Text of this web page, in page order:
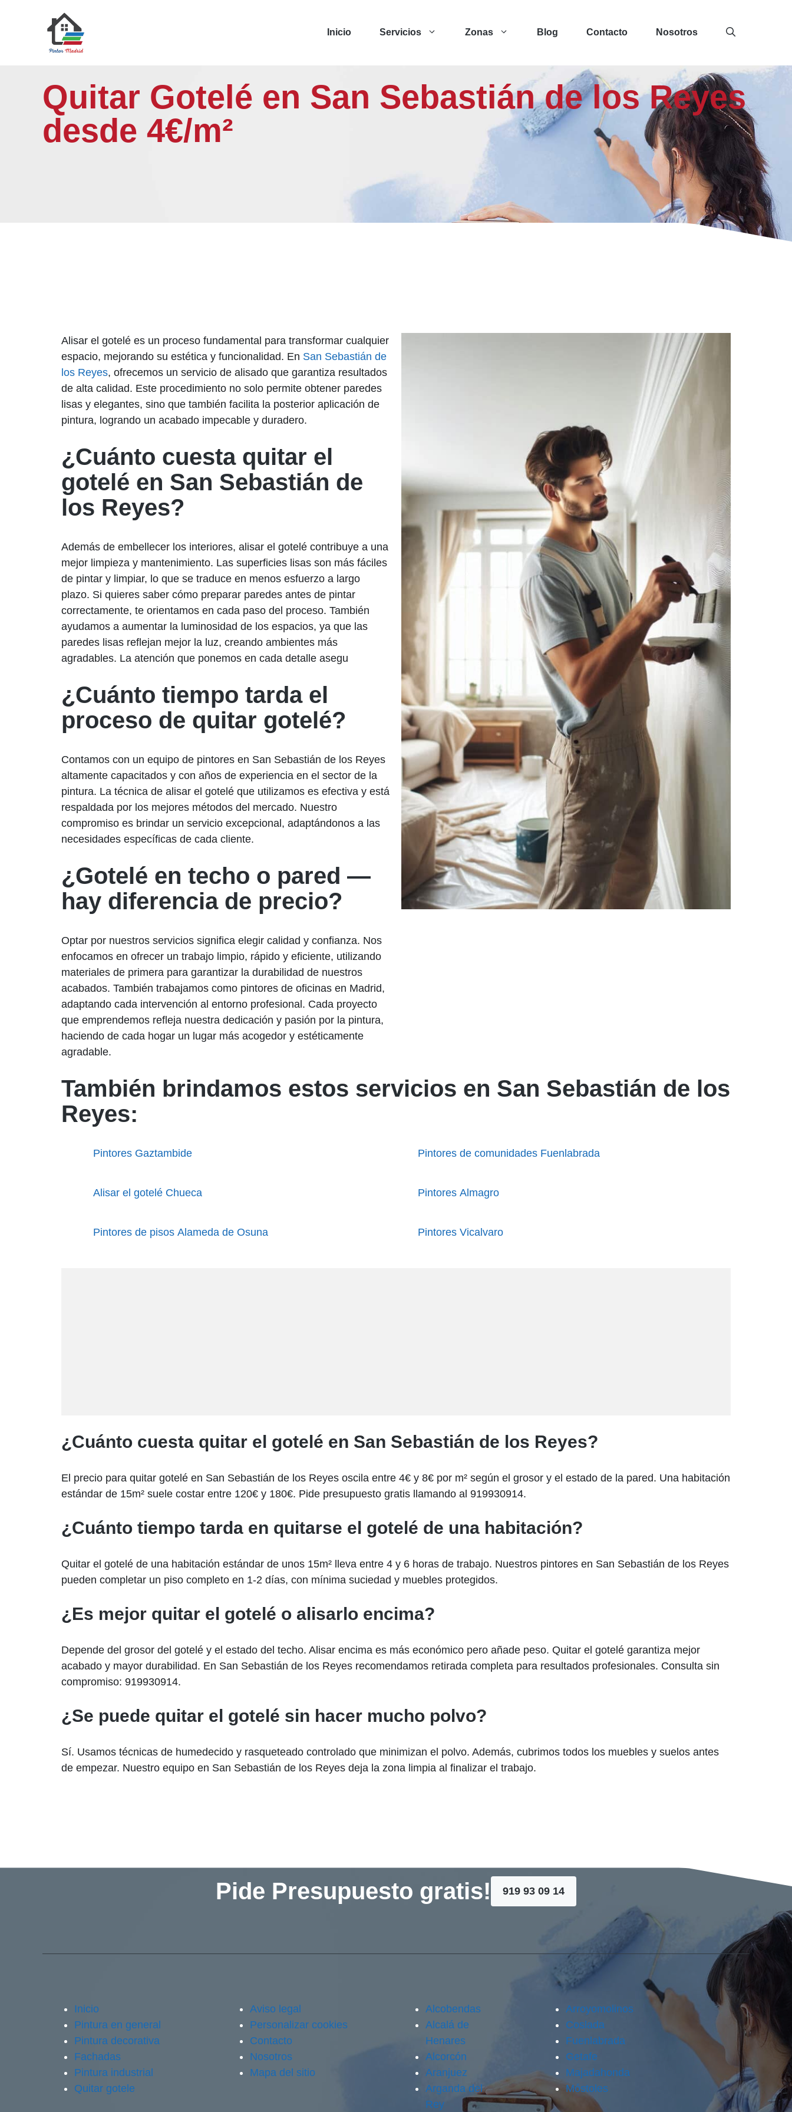
Inicio Servicios Zonas Blog Contacto Nosotros
Quitar Gotelé en San Sebastián de los Reyes
desde 4€/m²
Alisar el gotelé es un proceso fundamental para transformar cualquier
espacio, mejorando su estética y funcionalidad. En San Sebastián de
los Reyes, ofrecemos un servicio de alisado que garantiza resultados
de alta calidad. Este procedimiento no solo permite obtener paredes
lisas y elegantes, sino que también facilita la posterior aplicación de
pintura, logrando un acabado impecable y duradero.
¿Cuánto cuesta quitar el
gotelé en San Sebastián de
los Reyes?
Además de embellecer los interiores, alisar el gotelé contribuye a una
mejor limpieza y mantenimiento. Las superficies lisas son más fáciles
de pintar y limpiar, lo que se traduce en menos esfuerzo a largo
plazo. Si quieres saber cómo preparar paredes antes de pintar
correctamente, te orientamos en cada paso del proceso. También
ayudamos a aumentar la luminosidad de los espacios, ya que las
paredes lisas reflejan mejor la luz, creando ambientes más
agradables. La atención que ponemos en cada detalle asegu
¿Cuánto tiempo tarda el
proceso de quitar gotelé?
Contamos con un equipo de pintores en San Sebastián de los Reyes
altamente capacitados y con años de experiencia en el sector de la
pintura. La técnica de alisar el gotelé que utilizamos es efectiva y está
respaldada por los mejores métodos del mercado. Nuestro
compromiso es brindar un servicio excepcional, adaptándonos a las
necesidades específicas de cada cliente.
¿Gotelé en techo o pared —
hay diferencia de precio?
Optar por nuestros servicios significa elegir calidad y confianza. Nos
enfocamos en ofrecer un trabajo limpio, rápido y eficiente, utilizando
materiales de primera para garantizar la durabilidad de nuestros
acabados. También trabajamos como pintores de oficinas en Madrid,
adaptando cada intervención al entorno profesional. Cada proyecto
que emprendemos refleja nuestra dedicación y pasión por la pintura,
haciendo de cada hogar un lugar más acogedor y estéticamente
agradable.
También brindamos estos servicios en San Sebastián de los
Reyes:
Pintores Gaztambide Pintores de comunidades Fuenlabrada
Alisar el gotelé Chueca Pintores Almagro
Pintores de pisos Alameda de Osuna Pintores Vicalvaro
¿Cuánto cuesta quitar el gotelé en San Sebastián de los Reyes?
El precio para quitar gotelé en San Sebastián de los Reyes oscila entre 4€ y 8€ por m² según el grosor y el estado de la pared. Una habitación
estándar de 15m² suele costar entre 120€ y 180€. Pide presupuesto gratis llamando al 919930914.
¿Cuánto tiempo tarda en quitarse el gotelé de una habitación?
Quitar el gotelé de una habitación estándar de unos 15m² lleva entre 4 y 6 horas de trabajo. Nuestros pintores en San Sebastián de los Reyes
pueden completar un piso completo en 1-2 días, con mínima suciedad y muebles protegidos.
¿Es mejor quitar el gotelé o alisarlo encima?
Depende del grosor del gotelé y el estado del techo. Alisar encima es más económico pero añade peso. Quitar el gotelé garantiza mejor
acabado y mayor durabilidad. En San Sebastián de los Reyes recomendamos retirada completa para resultados profesionales. Consulta sin
compromiso: 919930914.
¿Se puede quitar el gotelé sin hacer mucho polvo?
Sí. Usamos técnicas de humedecido y rasqueteado controlado que minimizan el polvo. Además, cubrimos todos los muebles y suelos antes
de empezar. Nuestro equipo en San Sebastián de los Reyes deja la zona limpia al finalizar el trabajo.
Pide Presupuesto gratis! 919 93 09 14
Inicio
Pintura en general
Pintura decorativa
Fachadas
Pintura industrial
Quitar gotele
Aviso legal
Personalizar cookies
Contacto
Nosotros
Mapa del sitio
Alcobendas
Alcalá de
Henares
Alcorcón
Aranjuez
Arganda del
Rey
Arroyomolinos
Coslada
Fuenlabrada
Getafe
Majadahonda
Móstoles